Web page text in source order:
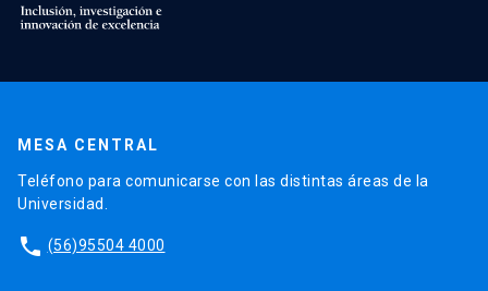
MESA CENTRAL
Teléfono para comunicarse con las distintas áreas de la
Universidad.
phone (56)95504 4000